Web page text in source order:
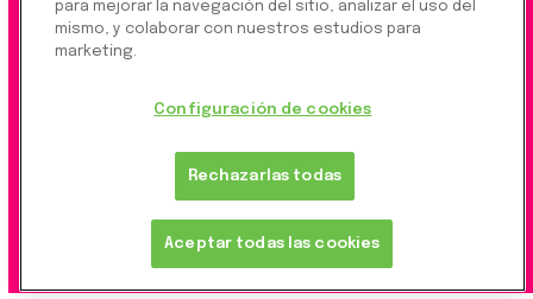
©2026 Rapyd Financial Network (2016) Ltd.
Política de privacidad del producto|Política de privacidad del sitio
Rapyd Financial Network (2016) Ltd. es una
empresa FinTech, que opera globalmente a
través de empresas regionales reguladas del
para mejorar la navegación del sitio, analizar el uso del
mismo, y colaborar con nuestros estudios para
marketing.
Configuración de cookies
Rechazarlas todas
Aceptar todas las cookies